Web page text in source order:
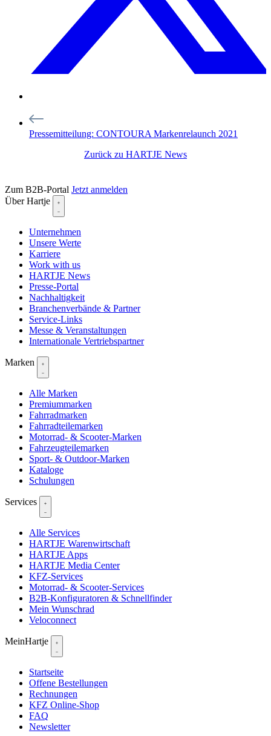
Pressemitteilung: CONTOURA Markenrelaunch 2021
Zurück zu HARTJE News
Zum B2B-Portal Jetzt anmelden
Über Hartje
Unternehmen
Unsere Werte
Karriere
Work with us
HARTJE News
Presse-Portal
Nachhaltigkeit
Branchenverbände & Partner
Service-Links
Messe & Veranstaltungen
Internationale Vertriebspartner
Marken
Alle Marken
Premiummarken
Fahrradmarken
Fahrradteilemarken
Motorrad- & Scooter-Marken
Fahrzeugteilemarken
Sport- & Outdoor-Marken
Kataloge
Schulungen
Services
Alle Services
HARTJE Warenwirtschaft
HARTJE Apps
HARTJE Media Center
KFZ-Services
Motorrad- & Scooter-Services
B2B-Konfiguratoren & Schnellfinder
Mein Wunschrad
Veloconnect
MeinHartje
Startseite
Offene Bestellungen
Rechnungen
KFZ Online-Shop
FAQ
Newsletter